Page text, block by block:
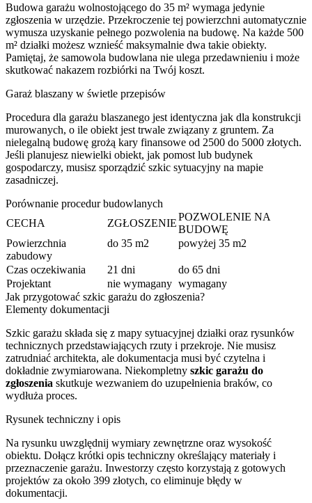
Budowa garażu wolnostojącego do 35 m² wymaga jedynie
zgłoszenia w urzędzie. Przekroczenie tej powierzchni automatycznie
wymusza uzyskanie pełnego pozwolenia na budowę. Na każde 500
m² działki możesz wznieść maksymalnie dwa takie obiekty.
Pamiętaj, że samowola budowlana nie ulega przedawnieniu i może
skutkować nakazem rozbiórki na Twój koszt.
Garaż blaszany w świetle przepisów
Procedura dla garażu blaszanego jest identyczna jak dla konstrukcji
murowanych, o ile obiekt jest trwale związany z gruntem. Za
nielegalną budowę grożą kary finansowe od 2500 do 5000 złotych.
Jeśli planujesz niewielki obiekt, jak pomost lub budynek
gospodarczy, musisz sporządzić szkic sytuacyjny na mapie
zasadniczej.
Porównanie procedur budowlanych
CECHA
ZGŁOSZENIE
POZWOLENIE NA
BUDOWĘ
Powierzchnia
zabudowy
do 35 m2 powyżej 35 m2
Czas oczekiwania 21 dni
do 65 dni
Projektant
nie wymagany wymagany
Jak przygotować szkic garażu do zgłoszenia?
Elementy dokumentacji
Szkic garażu składa się z mapy sytuacyjnej działki oraz rysunków
technicznych przedstawiających rzuty i przekroje. Nie musisz
zatrudniać architekta, ale dokumentacja musi być czytelna i
dokładnie zwymiarowana. Niekompletny szkic garażu do
zgłoszenia skutkuje wezwaniem do uzupełnienia braków, co
wydłuża proces.
Rysunek techniczny i opis
Na rysunku uwzględnij wymiary zewnętrzne oraz wysokość
obiektu. Dołącz krótki opis techniczny określający materiały i
przeznaczenie garażu. Inwestorzy często korzystają z gotowych
projektów za około 399 złotych, co eliminuje błędy w
dokumentacji.